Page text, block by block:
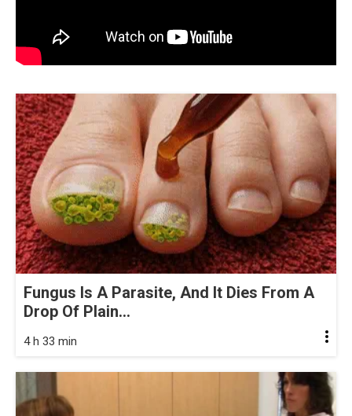
Fungus Is A Parasite, And It Dies From A
Drop Of Plain...
4 h 33 min